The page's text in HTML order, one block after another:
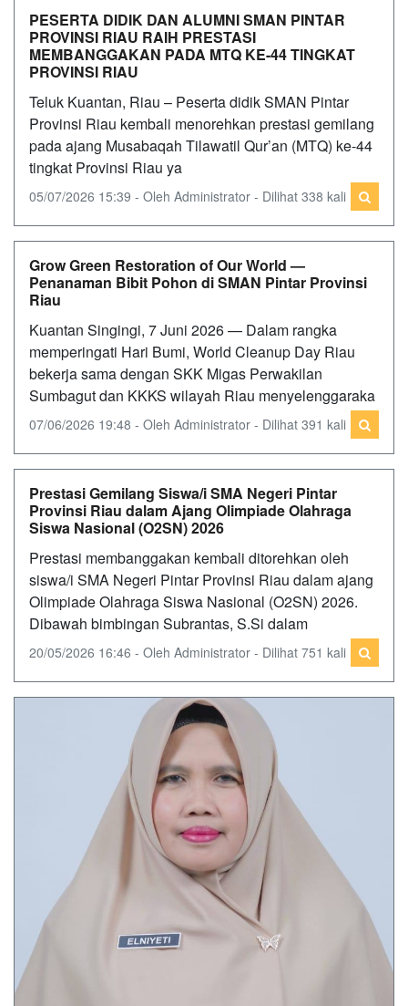
PESERTA DIDIK DAN ALUMNI SMAN PINTAR
PROVINSI RIAU RAIH PRESTASI
MEMBANGGAKAN PADA MTQ KE-44 TINGKAT
PROVINSI RIAU
Teluk Kuantan, Riau – Peserta didik SMAN Pintar
Provinsi Riau kembali menorehkan prestasi gemilang
pada ajang Musabaqah Tilawatil Qur’an (MTQ) ke-44
tingkat Provinsi Riau ya
05/07/2026 15:39 - Oleh Administrator - Dilihat 338 kali
Grow Green Restoration of Our World —
Penanaman Bibit Pohon di SMAN Pintar Provinsi
Riau
Kuantan Singingi, 7 Juni 2026 — Dalam rangka
memperingati Hari Bumi, World Cleanup Day Riau
bekerja sama dengan SKK Migas Perwakilan
Sumbagut dan KKKS wilayah Riau menyelenggaraka
07/06/2026 19:48 - Oleh Administrator - Dilihat 391 kali
Prestasi Gemilang Siswa/i SMA Negeri Pintar
Provinsi Riau dalam Ajang Olimpiade Olahraga
Siswa Nasional (O2SN) 2026
Prestasi membanggakan kembali ditorehkan oleh
siswa/i SMA Negeri Pintar Provinsi Riau dalam ajang
Olimpiade Olahraga Siswa Nasional (O2SN) 2026.
Dibawah bimbingan Subrantas, S.Si dalam
20/05/2026 16:46 - Oleh Administrator - Dilihat 751 kali